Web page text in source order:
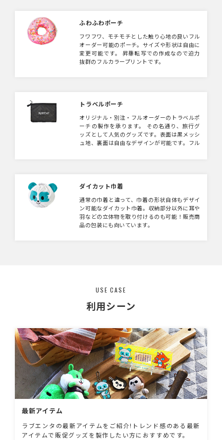
リジナル性の高いグッズをおつくり頂けます。
など様々な用途で使用できるポーチとなってお
ります。
ふわふわポーチ
フワフワ、モチモチとした触り心地の良いフル
オーダー可能のポーチ。サイズや形状は自由に
変更可能です。 昇華転写での作成なので迫力
抜群のフルカラープリントです。
トラベルポーチ
オリジナル・別注・フルオーダーのトラベルポ
ーチの製作を承ります。 その名通り、旅行グ
ッズとして人気のグッズです。表面は黒メッシ
ュ地、裏面は自由なデザインが可能です。フル
ダイカット巾着
通常の巾着と違って、巾着の形状自体もデザイ
ン可能なダイカット巾着。収納部分以外に耳や
羽などの立体物を取り付けるのも可能！販売商
品の包装にも向いています。
USE CASE
利用シーン
最新アイテム
ラブエンタの最新アイテムをご紹介!トレンド感のある最新
アイテムで販促グッズを製作したい方におすすめです。